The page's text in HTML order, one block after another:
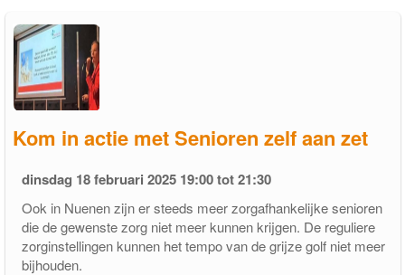
Nieuws
Contact
pakketfraude
Kom in actie met Senioren zelf aan zet
dinsdag 18 februari 2025 19:00 tot 21:30
Ook in Nuenen zijn er steeds meer zorgafhankelijke senioren
die de gewenste zorg niet meer kunnen krijgen. De reguliere
zorginstellingen kunnen het tempo van de grijze golf niet meer
bijhouden.